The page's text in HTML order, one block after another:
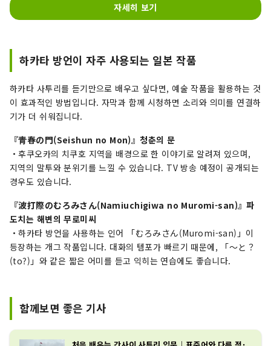
자세히 보기
하카타 방언이 자주 사용되는 일본 작품
하카타 사투리를 듣기만으로 배우고 싶다면, 예술 작품을 활용하는 것
이 효과적인 방법입니다. 자막과 함께 시청하면 소리와 의미를 연결하
기가 더 쉬워집니다.
『青春の門(Seishun no Mon)』청춘의 문
・후쿠오카의 치쿠호 지역을 배경으로 한 이야기로 알려져 있으며,
지역의 말투와 분위기를 느낄 수 있습니다. TV 방송 예정이 공개되는
경우도 있습니다.
『波打際のむろみさん(Namiuchigiwa no Muromi-san)』파
도치는 해변의 무로미씨
・하카타 방언을 사용하는 인어 「むろみさん(Muromi-san)」이
등장하는 개그 작품입니다. 대화의 템포가 빠르기 때문에, 「～と？
(to?)」와 같은 짧은 어미를 듣고 익히는 연습에도 좋습니다.
함께보면 좋은 기사